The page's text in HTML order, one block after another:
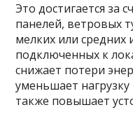
Это достигается за
панелей, ветровых
мелких или средних
подключенных к
снижает потери
уменьшает
также повышает